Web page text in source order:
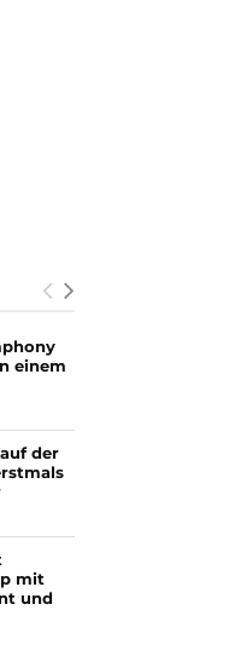
einem
der
mit
und